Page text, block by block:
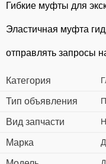
Гибкие муфты для
Эластичная муфта
отправлять запросы
Категория
Тип объявления
Вид запчасти
Марка